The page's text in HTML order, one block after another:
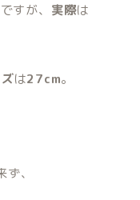
ですが、 実際は
は27cm。
ず、